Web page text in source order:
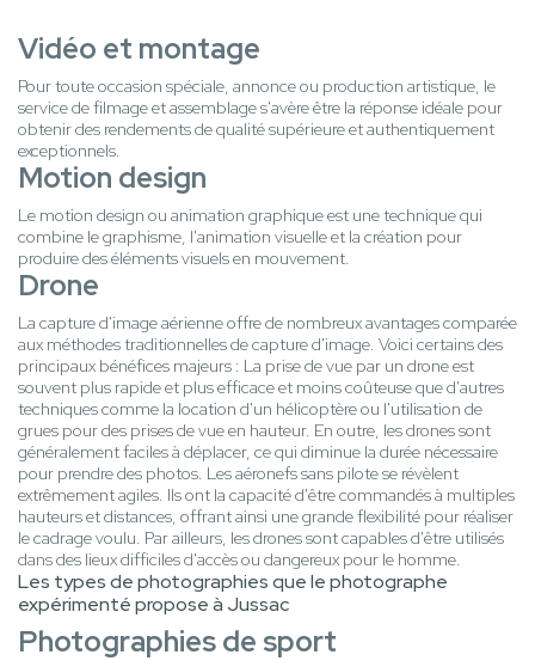
Vidéo et montage
Pour toute occasion spéciale, annonce ou production artistique, le
service de filmage et assemblage s'avère être la réponse idéale pour
obtenir des rendements de qualité supérieure et authentiquement
exceptionnels.
Motion design
Le motion design ou animation graphique est une technique qui
combine le graphisme, l'animation visuelle et la création pour
produire des éléments visuels en mouvement.
Drone
La capture d'image aérienne offre de nombreux avantages comparée
aux méthodes traditionnelles de capture d'image. Voici certains des
principaux bénéfices majeurs : La prise de vue par un drone est
souvent plus rapide et plus efficace et moins coûteuse que d'autres
techniques comme la location d'un hélicoptère ou l'utilisation de
grues pour des prises de vue en hauteur. En outre, les drones sont
généralement faciles à déplacer, ce qui diminue la durée nécessaire
pour prendre des photos. Les aéronefs sans pilote se révèlent
extrêmement agiles. Ils ont la capacité d'être commandés à multiples
hauteurs et distances, offrant ainsi une grande flexibilité pour réaliser
le cadrage voulu. Par ailleurs, les drones sont capables d'être utilisés
dans des lieux difficiles d'accès ou dangereux pour le homme.
Les types de photographies que le photographe
expérimenté propose à Jussac
Photographies de sport